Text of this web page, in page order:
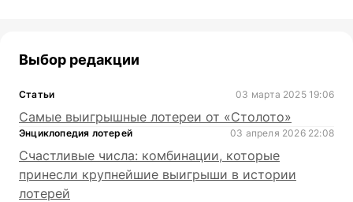
Выбор редакции
Статьи 03 марта 2025 19:06
Самые выигрышные лотереи от «Столото»
Энциклопедия лотерей 03 апреля 2026 22:08
Счастливые числа: комбинации, которые
принесли крупнейшие выигрыши в истории
лотерей